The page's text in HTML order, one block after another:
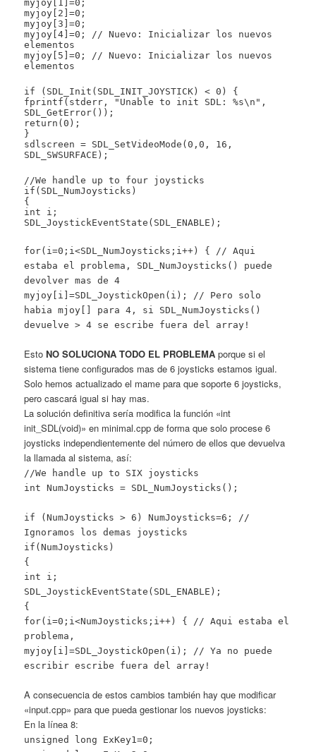
myjoy[1]=0;
myjoy[2]=0;
myjoy[3]=0;
myjoy[4]=0; // Nuevo: Inicializar los nuevos
elementos
myjoy[5]=0; // Nuevo: Inicializar los nuevos
elementos
if (SDL_Init(SDL_INIT_JOYSTICK) < 0) {
fprintf(stderr, "Unable to init SDL: %s\n",
SDL_GetError());
return(0);
}
sdlscreen = SDL_SetVideoMode(0,0, 16,
SDL_SWSURFACE);
//We handle up to four joysticks
if(SDL_NumJoysticks)
{
int i;
SDL_JoystickEventState(SDL_ENABLE);
for(i=0;i<SDL_NumJoysticks;i++) { // Aqui
estaba el problema, SDL_NumJoysticks() puede
devolver mas de 4
myjoy[i]=SDL_JoystickOpen(i); // Pero solo
habia mjoy[] para 4, si SDL_NumJoysticks()
devuelve > 4 se escribe fuera del array!
EstoNO SOLUCIONA TODO EL PROBLEMA porque si el
sistema tiene configurados mas de 6 joysticks estamos igual.
Solo hemos actualizado el mame para que soporte 6 joysticks,
pero cascará igual si hay mas.
La solución definitiva sería modifica la función «int
init_SDL(void)» en minimal.cpp de forma que solo procese 6
joysticks independientemente del número de ellos que devuelva
la llamada al sistema, así:
//We handle up to SIX joysticks
int NumJoysticks = SDL_NumJoysticks();
if (NumJoysticks > 6) NumJoysticks=6; //
Ignoramos los demas joysticks
if(NumJoysticks)
{
int i;
SDL_JoystickEventState(SDL_ENABLE);
{
for(i=0;i<NumJoysticks;i++) { // Aqui estaba el
problema,
myjoy[i]=SDL_JoystickOpen(i); // Ya no puede
escribir escribe fuera del array!
A consecuencia de estos cambios también hay que modificar
«input.cpp» para que pueda gestionar los nuevos joysticks:
En la línea 8:
unsigned long ExKey1=0;